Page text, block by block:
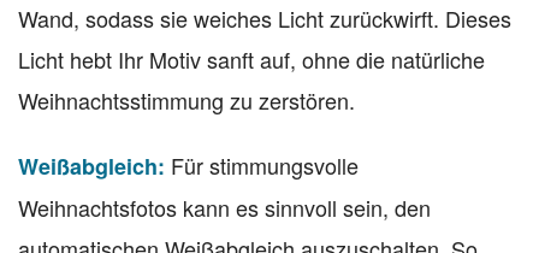
Wand, sodass sie weiches Licht zurückwirft. Dieses
Licht hebt Ihr Motiv sanft auf, ohne die natürliche
Weihnachtsstimmung zu zerstören.
Weißabgleich: Für stimmungsvolle
Weihnachtsfotos kann es sinnvoll sein, den